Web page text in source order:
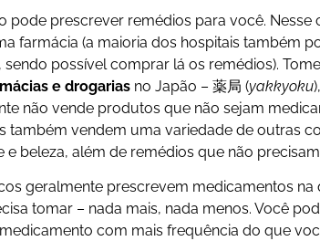
pode prescrever remédios para você. Nesse
farmácia (a maioria dos hospitais também
sendo possível comprar lá os remédios).
e drogarias no Japão – 薬局 (yakkyoku
não vende produtos que não sejam
também vendem uma variedade de outras
e beleza, além de remédios que não
geralmente prescrevem medicamentos na
tomar – nada mais, nada menos. Você
com mais frequência do que